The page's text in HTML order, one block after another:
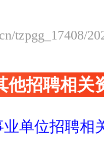
tzpgg_17408/
他招聘相关
业单位招聘相